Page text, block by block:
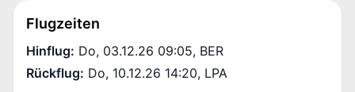
Flugzeiten
Hinflug: Do, 03.12.26 09:05, BER
Rückflug: Do, 10.12.26 14:20, LPA